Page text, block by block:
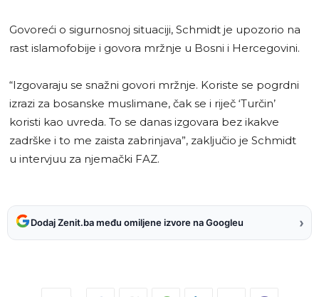
Govoreći o sigurnosnoj situaciji, Schmidt je upozorio na
rast islamofobije i govora mržnje u Bosni i Hercegovini.
“Izgovaraju se snažni govori mržnje. Koriste se pogrdni
izrazi za bosanske muslimane, čak se i riječ ‘Turčin’
koristi kao uvreda. To se danas izgovara bez ikakve
zadrške i to me zaista zabrinjava”, zaključio je Schmidt
u intervjuu za njemački FAZ.
Dodaj Zenit.ba među omiljene izvore na Googleu ›